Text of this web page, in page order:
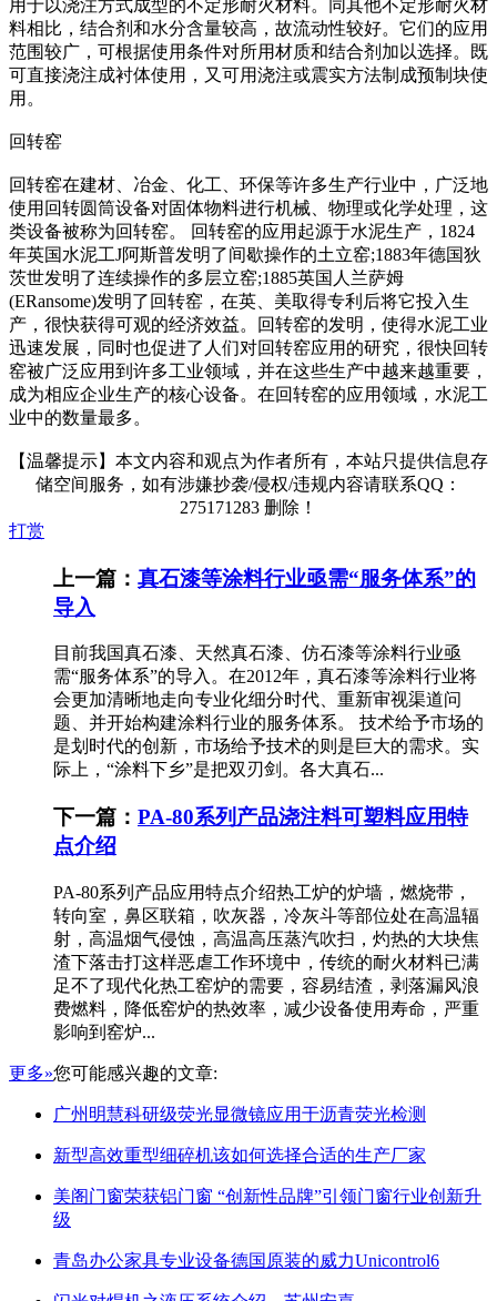
用于以浇注方式成型的不定形耐火材料。同其他不定形耐火材
料相比，结合剂和水分含量较高，故流动性较好。它们的应用
范围较广，可根据使用条件对所用材质和结合剂加以选择。既
可直接浇注成衬体使用，又可用浇注或震实方法制成预制块使
用。
回转窑
回转窑在建材、冶金、化工、环保等许多生产行业中，广泛地
使用回转圆筒设备对固体物料进行机械、物理或化学处理，这
类设备被称为回转窑。 回转窑的应用起源于水泥生产，1824
年英国水泥工J阿斯普发明了间歇操作的土立窑;1883年德国狄
茨世发明了连续操作的多层立窑;1885英国人兰萨姆
(ERansome)发明了回转窑，在英、美取得专利后将它投入生
产，很快获得可观的经济效益。回转窑的发明，使得水泥工业
迅速发展，同时也促进了人们对回转窑应用的研究，很快回转
窑被广泛应用到许多工业领域，并在这些生产中越来越重要，
成为相应企业生产的核心设备。在回转窑的应用领域，水泥工
业中的数量最多。
【温馨提示】本文内容和观点为作者所有，本站只提供信息存
储空间服务，如有涉嫌抄袭/侵权/违规内容请联系QQ：
275171283 删除！
打赏
上一篇： 真石漆等涂料行业亟需“服务体系”的
导入
目前我国真石漆、天然真石漆、仿石漆等涂料行业亟
需“服务体系”的导入。在2012年，真石漆等涂料行业将
会更加清晰地走向专业化细分时代、重新审视渠道问
题、并开始构建涂料行业的服务体系。 技术给予市场的
是划时代的创新，市场给予技术的则是巨大的需求。实
际上，“涂料下乡”是把双刃剑。各大真石...
下一篇： PA-80系列产品浇注料可塑料应用特
点介绍
PA-80系列产品应用特点介绍热工炉的炉墙，燃烧带，
转向室，鼻区联箱，吹灰器，冷灰斗等部位处在高温辐
射，高温烟气侵蚀，高温高压蒸汽吹扫，灼热的大块焦
渣下落击打这样恶虐工作环境中，传统的耐火材料已满
足不了现代化热工窑炉的需要，容易结渣，剥落漏风浪
费燃料，降低窑炉的热效率，减少设备使用寿命，严重
影响到窑炉...
更多»您可能感兴趣的文章:
广州明慧科研级荧光显微镜应用于沥青荧光检测
新型高效重型细碎机该如何选择合适的生产厂家
美阁门窗荣获铝门窗 “创新性品牌”引领门窗行业创新升
级
青岛办公家具专业设备德国原装的威力Unicontrol6